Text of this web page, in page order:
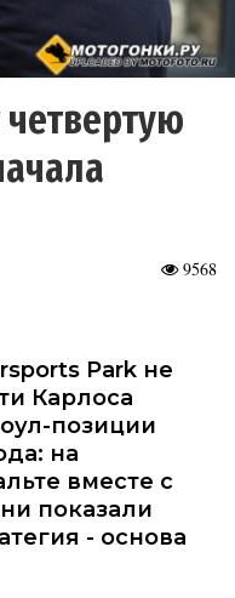
четвертую
9568
Park не
Карлоса
позиции
на
вместе с
показали
- основа